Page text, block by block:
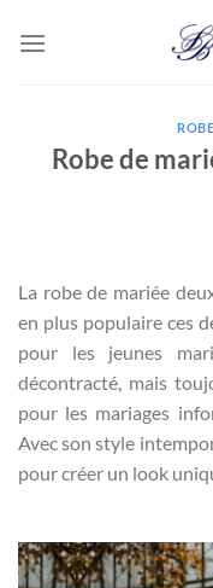
Robe de
La robe de mariée
en plus populaire ces
pour les jeunes
décontracté, mais
pour les mariages
Avec son style
pour créer un look